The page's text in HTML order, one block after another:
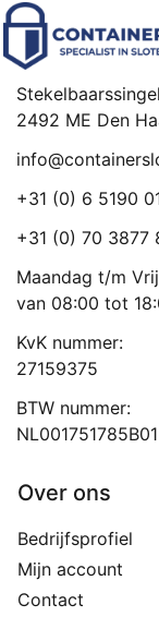
2492 ME Den
+31 (0) 6 5190
+31 (0) 70 3877
Maandag t/m
van 08:00 tot
KvK nummer:
27159375
BTW nummer:
NL001751785B01
Over ons
Bedrijfsprofiel
Mijn account
Contact